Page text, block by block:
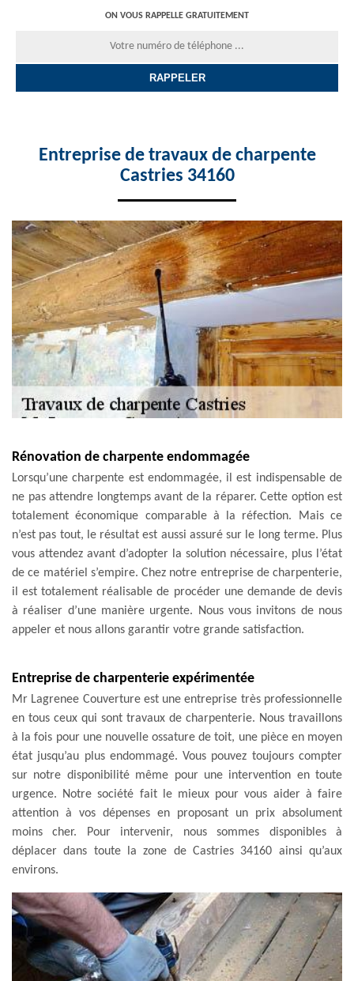
ON VOUS RAPPELLE GRATUITEMENT
Entreprise de travaux de charpente
Castries 34160
Rénovation de charpente endommagée
Lorsqu’une charpente est endommagée, il est indispensable de
ne pas attendre longtemps avant de la réparer. Cette option est
totalement économique comparable à la réfection. Mais ce
n’est pas tout, le résultat est aussi assuré sur le long terme. Plus
vous attendez avant d’adopter la solution nécessaire, plus l’état
de ce matériel s’empire. Chez notre entreprise de charpenterie,
il est totalement réalisable de procéder une demande de devis
à réaliser d’une manière urgente. Nous vous invitons de nous
appeler et nous allons garantir votre grande satisfaction.
Entreprise de charpenterie expérimentée
Mr Lagrenee Couverture est une entreprise très professionnelle
en tous ceux qui sont travaux de charpenterie. Nous travaillons
à la fois pour une nouvelle ossature de toit, une pièce en moyen
état jusqu’au plus endommagé. Vous pouvez toujours compter
sur notre disponibilité même pour une intervention en toute
urgence. Notre société fait le mieux pour vous aider à faire
attention à vos dépenses en proposant un prix absolument
moins cher. Pour intervenir, nous sommes disponibles à
déplacer dans toute la zone de Castries 34160 ainsi qu’aux
environs.